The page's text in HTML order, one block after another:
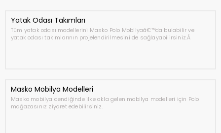
Yatak Odası Takımları
Tüm yatak odası modellerini Masko Polo Mobilyaâ€™da bulabilir ve
yatak odası takımlarının projelendirilmesini de sağlayabilirsiniz.Â
Masko Mobilya Modelleri
Masko mobilya dendiğinde ilke akla gelen mobilya modelleri için Polo
mağazasınız ziyaret edebilirsiniz.